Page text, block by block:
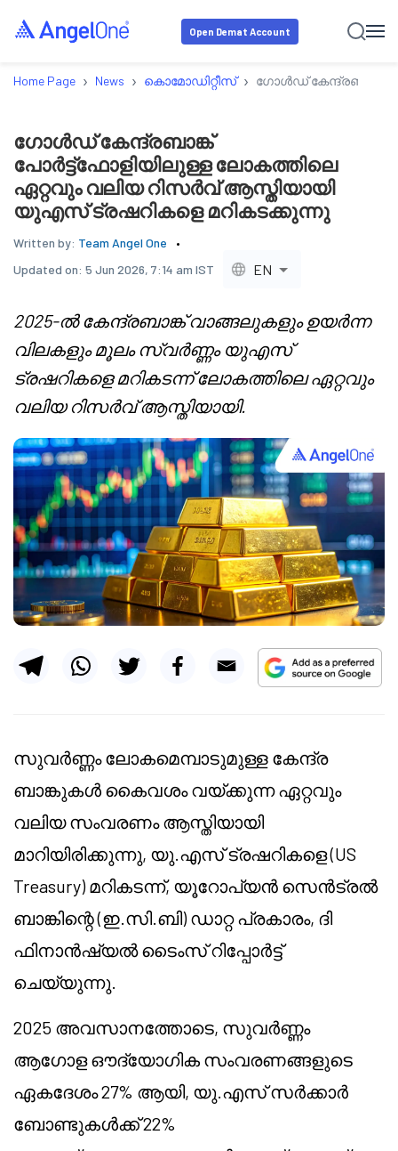
Open Demat Account
Home Page › News › കൊമോഡിറ്റീസ് › ഗോൾഡ് കേന്ദ്രബാങ്ക്
ഗോൾഡ് കേന്ദ്രബാങ്ക്
പോർട്ട്ഫോളിയിലുള്ള ലോകത്തിലെ
ഏറ്റവും വലിയ റിസർവ് ആസ്തിയായി
യുഎസ് ട്രഷറികളെ മറികടക്കുന്നു
Written by: Team Angel One
Updated on: 5 Jun 2026, 7:14 am IST EN
2025-ൽ കേന്ദ്രബാങ്ക് വാങ്ങലുകളും ഉയർന്ന
വിലകളും മൂലം സ്വർണ്ണം യുഎസ്
ട്രഷറികളെ മറികടന്ന് ലോകത്തിലെ ഏറ്റവും
വലിയ റിസർവ് ആസ്തിയായി.
സുവർണ്ണം ലോകമെമ്പാടുമുള്ള കേന്ദ്ര
ബാങ്കുകൾ കൈവശം വയ്ക്കുന്ന ഏറ്റവും
വലിയ സംവരണം ആസ്തിയായി
മാറിയിരിക്കുന്നു, യു.എസ് ട്രഷറികളെ (US
Treasury) മറികടന്ന്, യൂറോപ്യൻ സെൻട്രൽ
ബാങ്കിന്റെ (ഇ.സി.ബി) ഡാറ്റ പ്രകാരം, ദി
ഫിനാൻഷ്യൽ ടൈംസ് റിപ്പോർട്ട്
ചെയ്യുന്നു.
2025 അവസാനത്തോടെ, സുവർണ്ണം
ആഗോള ഔദ്യോഗിക സംവരണങ്ങളുടെ
ഏകദേശം 27% ആയി, യു.എസ് സർക്കാർ
ബോണ്ടുകൾക്ക് 22%